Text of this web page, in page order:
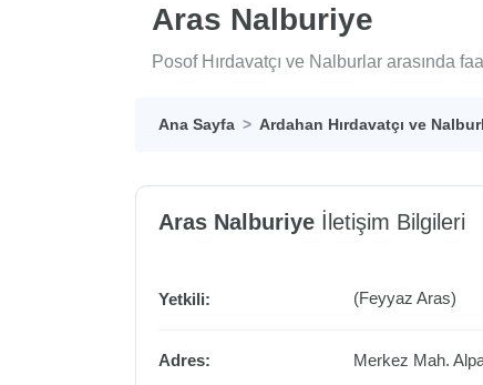
Aras Nalburiye
Posof Hırdavatçı ve Nalburlar arasında
Ana Sayfa Ardahan Hırdavatçı ve
Aras Nalburiye İletişim Bilgileri
Yetkili: (Feyyaz Aras)
Adres: Merkez Mah.